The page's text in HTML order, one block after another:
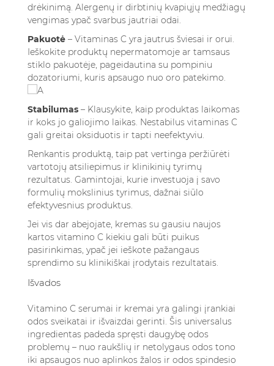
drėkinimą. Alergenų ir dirbtinių kvapiųjų medžiagų
vengimas ypač svarbus jautriai odai.
Pakuotė – Vitaminas C yra jautrus šviesai ir orui.
Ieškokite produktų nepermatomoje ar tamsaus
stiklo pakuotėje, pageidautina su pompiniu
dozatoriumi, kuris apsaugo nuo oro patekimo.
Stabilumas – Klausykite, kaip produktas laikomas
ir koks jo galiojimo laikas. Nestabilus vitaminas C
gali greitai oksiduotis ir tapti neefektyviu.
Renkantis produktą, taip pat vertinga peržiūrėti
vartotojų atsiliepimus ir klinikinių tyrimų
rezultatus. Gamintojai, kurie investuoja į savo
formulių mokslinius tyrimus, dažnai siūlo
efektyvesnius produktus.
Jei vis dar abejojate, kremas su gausiu naujos
kartos vitamino C kiekiu gali būti puikus
pasirinkimas, ypač jei ieškote pažangaus
sprendimo su klinikiškai įrodytais rezultatais.
Išvados
Vitamino C serumai ir kremai yra galingi įrankiai
odos sveikatai ir išvaizdai gerinti. Šis universalus
ingredientas padeda spręsti daugybę odos
problemų – nuo raukšlių ir netolygaus odos tono
iki apsaugos nuo aplinkos žalos ir odos spindesio